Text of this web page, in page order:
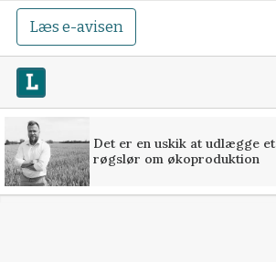
Læs e-avisen
Det er en uskik at udlægge et
røgslør om økoproduktion